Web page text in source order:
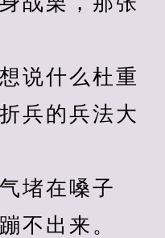
什么杜重
兵的兵法大
堵在嗓子
不出来。